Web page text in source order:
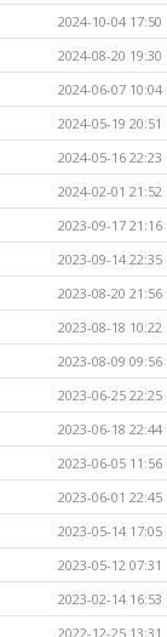
2024-10-04 17:50
2024-08-20 19:30
2024-06-07 10:04
2024-05-19 20:51
2024-05-16 22:23
2024-02-01 21:52
2023-09-17 21:16
2023-09-14 22:35
2023-08-20 21:56
2023-08-18 10:22
2023-08-09 09:56
2023-06-25 22:25
2023-06-18 22:44
2023-06-05 11:56
2023-06-01 22:45
2023-05-14 17:05
2023-05-12 07:31
2023-02-14 16:53
2022-12-25 13:31